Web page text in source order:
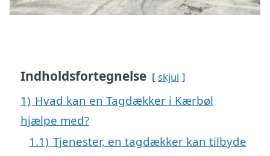
Indholdsfortegnelse skjul
1) Hvad kan en Tagdækker i Kærbøl
hjælpe med?
1.1) Tjenester, en tagdækker kan tilbyde